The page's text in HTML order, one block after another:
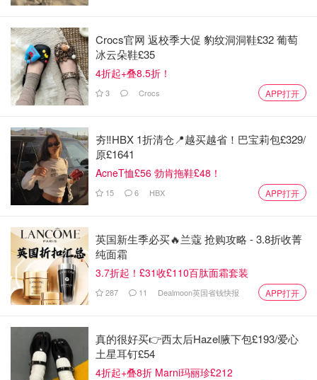
❤️使用感受：乳液质地顺滑，稍微有点黏稠，透着淡淡的果
酸味，但是被皮肤完全吸收后不黏腻，皮肤有光泽。这款多
用护肤乳液爱了！好大一支可以用很久。
Crocs官网 返校季大促 豹纹洞洞鞋£32 葡萄
冰云朵鞋£35
4折起+叠8.5折！
3 Crocs APP打开
夯‼️HBX 1折清仓📍越买越省！巴宝莉包£329/
原£1641
AcneT恤£56 勃肯拖鞋£48！
15 6 HBX APP打开
英国新生季必买🔥兰蔻 抢购攻略 - 3.8折收菁
纯面霜
3.7折起！£31收£110百肽面霜套装
287 11 Dealmoon英国省钱快报 APP打开
真的很好买👉西太后Hazel腋下包£193/爱心
土星耳钉£54
4折起+叠8折 Marni玛丽珍£212